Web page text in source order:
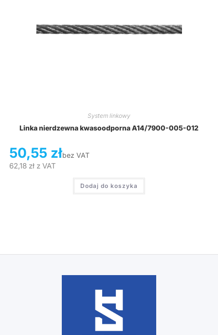
System linkowy
Linka nierdzewna kwasoodporna A14/7900-005-012
50,55 złbez VAT
62,18 złz VAT
Dodaj do koszyka